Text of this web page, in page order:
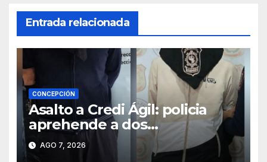
Entrada relacionada
CONCEPCIÓN
Asalto a Credi Ágil: policia
aprehende a dos
sospechosos e incauta
evidencias en Concepción
AGO 7, 2026